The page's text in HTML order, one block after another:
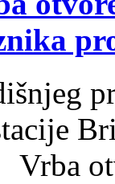
Vrba